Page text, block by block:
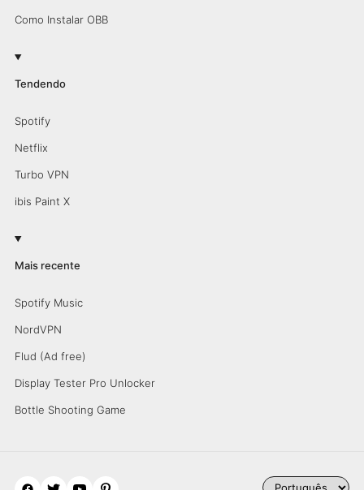
Como Instalar OBB
Tendendo
Spotify
Netflix
Turbo VPN
ibis Paint X
Mais recente
Spotify Music
NordVPN
Flud (Ad free)
Display Tester Pro Unlocker
Bottle Shooting Game